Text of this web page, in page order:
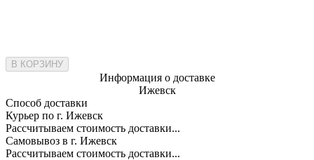
В КОРЗИНУ
Информация о доставке
Ижевск
Способ доставки
Курьер по г. Ижевск
Рассчитываем стоимость доставки...
Самовывоз в г. Ижевск
Рассчитываем стоимость доставки...